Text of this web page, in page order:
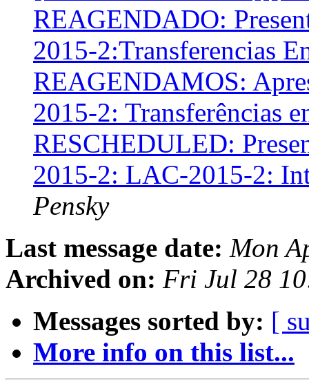
REAGENDADO:
2015-2:Transferencias
REAGENDAMOS:
2015-2: Transferências
RESCHEDULED:
2015-2: LAC-2015-2:
Pensky
Last message date: Mon
Archived on: Fri Jul 28
Messages sorted by: [
More info on this list...